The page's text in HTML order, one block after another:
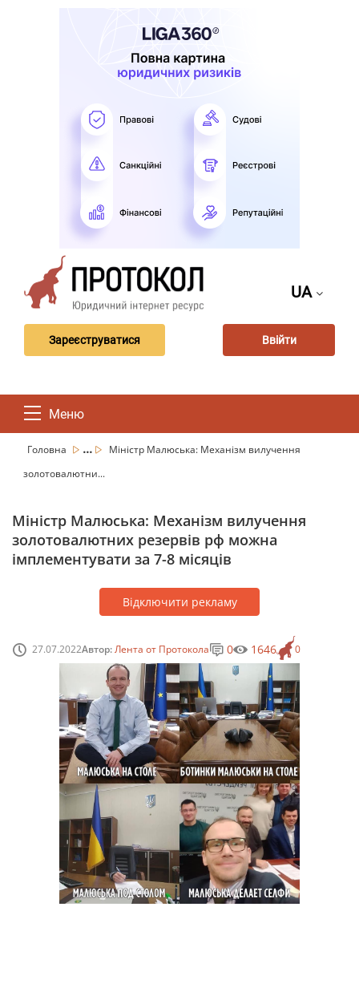
UA
Зареєструватися Ввійти
Меню
Головна ...
Міністр Малюська: Механізм вилучення
золотовалютни...
Міністр Малюська: Механізм вилучення
золотовалютних резервів рф можна
імплементувати за 7-8 місяців
Відключити рекламу
27.07.2022Автор:Лента от Протокола 0
0 1646